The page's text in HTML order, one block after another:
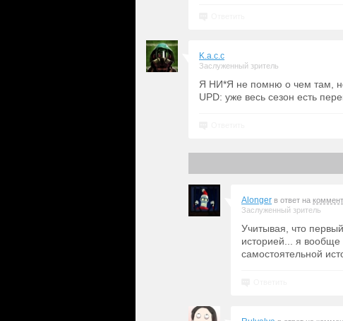
K.a.c.c
Заслуженный зритель
Я НИ*Я не помню о чем там,
UPD: уже весь сезон есть
Alonger в ответ на
Заслуженный зритель
Учитывая, что
историей... я
самостоятельной